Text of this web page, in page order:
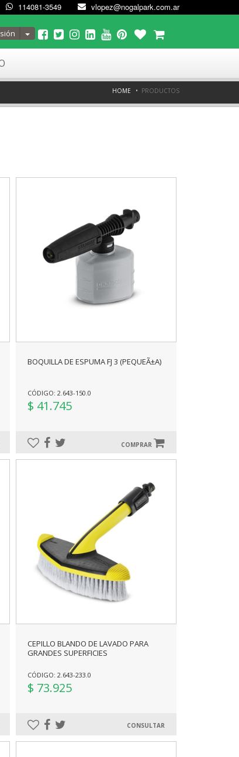
114081-3549 vlopez@nogalpark.com.ar
Toggle Dropdown
HOME PRODUCTOS
BOQUILLA DE ESPUMA FJ 3 (PEQUEÃ±A)
CÓDIGO: 2.643-150.0
$ 41.745
COMPRAR
CEPILLO BLANDO DE LAVADO PARA
GRANDES SUPERFICIES
CÓDIGO: 2.643-233.0
$ 73.925
CONSULTAR